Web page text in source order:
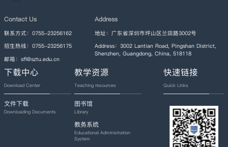
Contact Us
联系方式：0755-23256162
招生热线：0755-23256175
邮箱：sfl@sztu.edu.cn
Address
地址：广东省深圳市坪山区兰田路3002号
Address：3002 Lantian Road, Pingshan District,
Shenzhen, Guangdong, China, 518118
下载中心
Download Center
文件下载
Downloading Documents
教学资源
Teaching resources
图书馆
Library
教务系统
Educational Administration
System
快速链接
Quick Links